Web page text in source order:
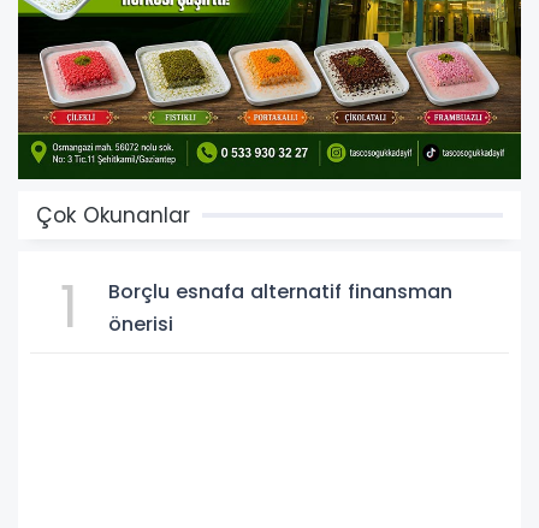
Çok Okunanlar
1
Borçlu esnafa alternatif finansman
önerisi